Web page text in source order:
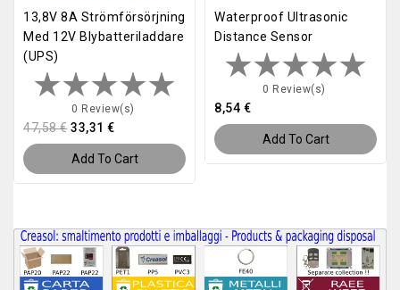
13,8V 8A Strömförsörjning
Med 12V Blybatteriladdare
(UPS)
0 Review(s)
47,58 € 33,31 €
Add To Cart
Waterproof Ultrasonic
Distance Sensor
0 Review(s)
8,54 €
Add To Cart